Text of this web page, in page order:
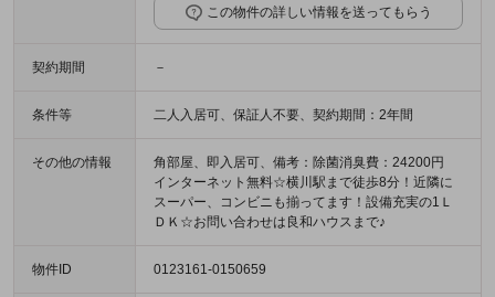
この物件の詳しい情報を送ってもらう
契約期間 －
条件等 二人入居可、保証人不要、契約期間：2年間
その他の情報
角部屋、即入居可、備考：除菌消臭費：24200円
インターネット無料☆横川駅まで徒歩8分！近隣に
スーパー、コンビニも揃ってます！設備充実の1Ｌ
ＤＫ☆お問い合わせは良和ハウスまで♪
物件ID 0123161-0150659